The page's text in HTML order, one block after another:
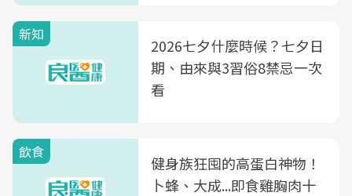
新知
2026七夕什麼時候？七夕日
期、由來與3習俗8禁忌一次
看
飲食
健身族狂囤的高蛋白神物！
卜蜂、大成...即食雞胸肉十